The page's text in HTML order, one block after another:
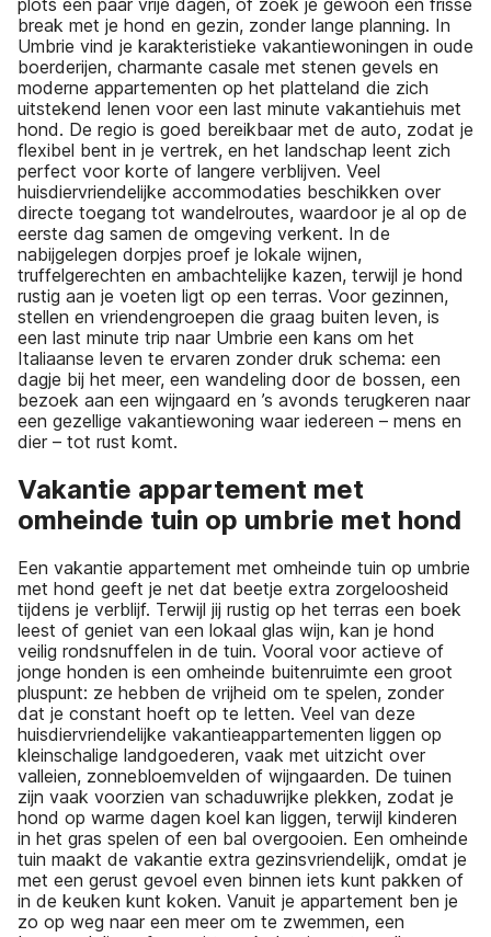
break met je hond en gezin, zonder lange planning. In
Umbrie vind je karakteristieke vakantiewoningen in oude
boerderijen, charmante casale met stenen gevels en
moderne appartementen op het platteland die zich
uitstekend lenen voor een last minute vakantiehuis met
hond. De regio is goed bereikbaar met de auto, zodat je
flexibel bent in je vertrek, en het landschap leent zich
perfect voor korte of langere verblijven. Veel
huisdiervriendelijke accommodaties beschikken over
directe toegang tot wandelroutes, waardoor je al op de
eerste dag samen de omgeving verkent. In de
nabijgelegen dorpjes proef je lokale wijnen,
truffelgerechten en ambachtelijke kazen, terwijl je hond
rustig aan je voeten ligt op een terras. Voor gezinnen,
stellen en vriendengroepen die graag buiten leven, is
een last minute trip naar Umbrie een kans om het
Italiaanse leven te ervaren zonder druk schema: een
dagje bij het meer, een wandeling door de bossen, een
bezoek aan een wijngaard en ’s avonds terugkeren naar
een gezellige vakantiewoning waar iedereen – mens en
dier – tot rust komt.
Vakantie appartement met
omheinde tuin op umbrie met hond
Een vakantie appartement met omheinde tuin op umbrie
met hond geeft je net dat beetje extra zorgeloosheid
tijdens je verblijf. Terwijl jij rustig op het terras een boek
leest of geniet van een lokaal glas wijn, kan je hond
veilig rondsnuffelen in de tuin. Vooral voor actieve of
jonge honden is een omheinde buitenruimte een groot
pluspunt: ze hebben de vrijheid om te spelen, zonder
dat je constant hoeft op te letten. Veel van deze
huisdiervriendelijke vakantieappartementen liggen op
kleinschalige landgoederen, vaak met uitzicht over
valleien, zonnebloemvelden of wijngaarden. De tuinen
zijn vaak voorzien van schaduwrijke plekken, zodat je
hond op warme dagen koel kan liggen, terwijl kinderen
in het gras spelen of een bal overgooien. Een omheinde
tuin maakt de vakantie extra gezinsvriendelijk, omdat je
met een gerust gevoel even binnen iets kunt pakken of
in de keuken kunt koken. Vanuit je appartement ben je
zo op weg naar een meer om te zwemmen, een